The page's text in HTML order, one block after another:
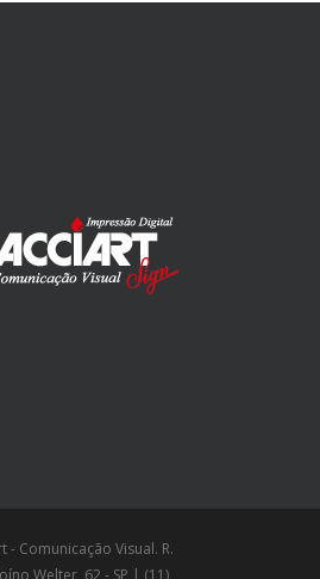
- Comunicação Visual. R.
Welter, 62 - SP | (11)